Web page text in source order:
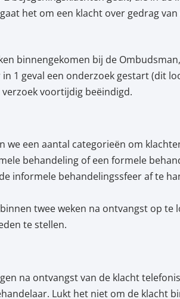
het om een klacht over gedrag
binnengekomen bij de
1 geval een onderzoek gestart (dit
voortijdig beëindigd.
we een aantal categorieën om
behandeling of een formele
informele behandelingssfeer af te
twee weken na ontvangst op te
te stellen.
na ontvangst van de klacht
Lukt het niet om de klacht